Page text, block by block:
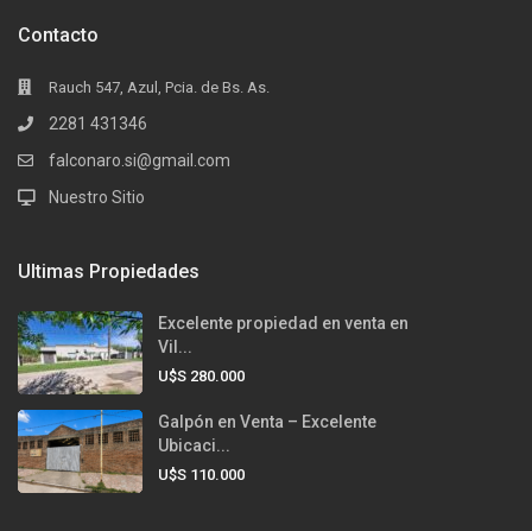
Contacto
Rauch 547, Azul, Pcia. de Bs. As.
2281 431346
falconaro.si@gmail.com
Nuestro Sitio
Ultimas Propiedades
Excelente propiedad en venta en
Vil...
U$S 280.000
Galpón en Venta – Excelente
Ubicaci...
U$S 110.000